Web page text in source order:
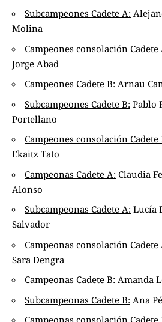
Subcampeones Cadete A:
Molina
Campeones consolación Cadete
Jorge Abad
Campeones Cadete B: Arnau
Subcampeones Cadete B: Pablo
Portellano
Campeones consolación Cadete
Ekaitz Tato
Campeonas Cadete A: Claudia
Alonso
Subcampeonas Cadete A: Lucía
Salvador
Campeonas consolación Cadete
Sara Dengra
Campeonas Cadete B: Amanda
Subcampeonas Cadete B: Ana